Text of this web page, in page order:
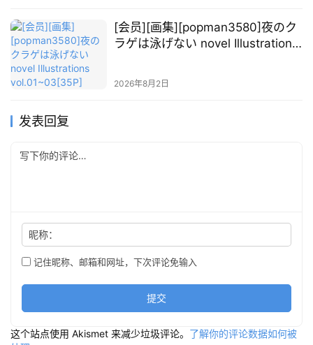
[会员][画集][popman3580]夜のク
ラゲは泳げない novel Illustrations
2026年8月2日
发表回复
昵称：
记住昵称、邮箱和网址，下次评论免输入
提交
这个站点使用 Akismet 来减少垃圾评论。 了解你的评论数据如何被